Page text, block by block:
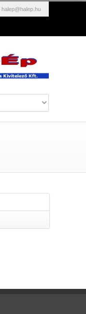
halep@halep.hu